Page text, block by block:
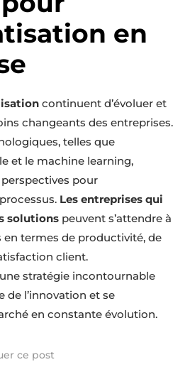
en
continuent d’évoluer et
changeants des entreprises.
telles que
et le machine learning,
pour
Les entreprises qui
solutions peuvent s’attendre à
termes de productivité, de
client.
stratégie incontournable
de l’innovation et se
en constante évolution.
ce post